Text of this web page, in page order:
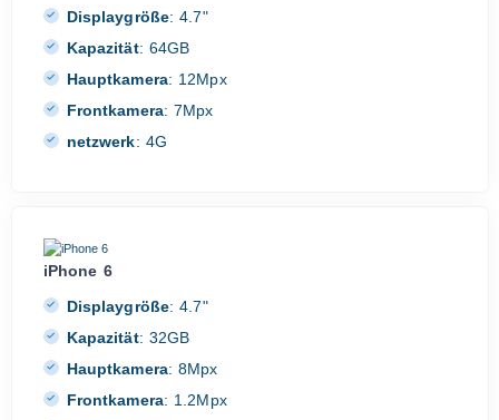
Displaygröße: 4.7"
Kapazität: 64GB
Hauptkamera: 12Mpx
Frontkamera: 7Mpx
netzwerk: 4G
iPhone 6
Displaygröße: 4.7"
Kapazität: 32GB
Hauptkamera: 8Mpx
Frontkamera: 1.2Mpx